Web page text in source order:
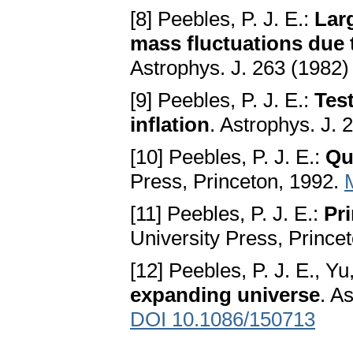
[8] Peebles, P. J. E.:
mass fluctuations
Astrophys. J. 263
[9] Peebles, P. J. E.:
inflation. Astrophys. J.
[10] Peebles, P. J. E.:
Press, Princeton, 1992.
[11] Peebles, P. J. E.:
University Press,
[12] Peebles, P. J. E.,
expanding universe.
DOI 10.1086/150713